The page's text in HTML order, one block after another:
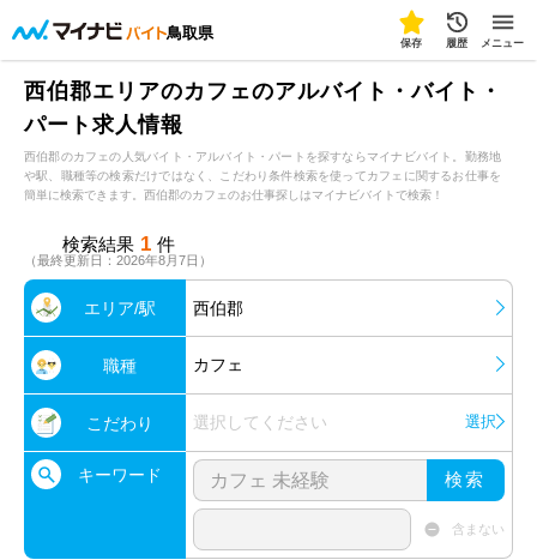
鳥取県
保存 履歴 メニュー
西伯郡エリアのカフェのアルバイト・バイト・
パート求人情報
西伯郡のカフェの人気バイト・アルバイト・パートを探すならマイナビバイト。勤務地
や駅、職種等の検索だけではなく、こだわり条件検索を使ってカフェに関するお仕事を
簡単に検索できます。西伯郡のカフェのお仕事探しはマイナビバイトで検索！
検索結果 1 件
（最終更新日：2026年8月7日）
エリア/駅 西伯郡
職種 カフェ
こだわり 選択してください 選択
キーワード 検索
含まない